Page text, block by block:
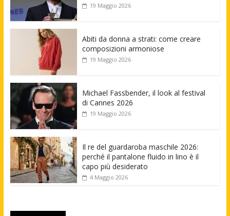
19 Maggio 2026
Abiti da donna a strati: come creare
composizioni armoniose
19 Maggio 2026
Michael Fassbender, il look al festival
di Cannes 2026
19 Maggio 2026
Il re del guardaroba maschile 2026:
perché il pantalone fluido in lino è il
capo più desiderato
4 Maggio 2026